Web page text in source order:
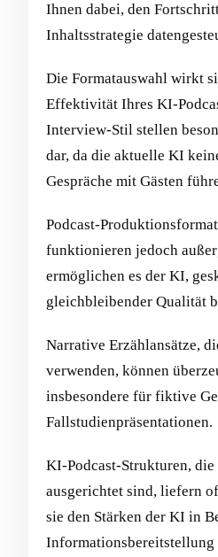
Ihnen dabei, den
Inhaltsstrategie
Die Formatauswahl wirkt
Effektivität Ihres KI-
Interview-Stil stellen
dar, da die aktuelle KI
Gespräche mit Gästen
Podcast-
funktionieren jedoch
ermöglichen es der KI,
gleichbleibender Qualität
Narrative Erzählansätze,
verwenden, können
insbesondere für fiktive
Fallstudienpräsentationen.
KI-Podcast-Strukturen,
ausgerichtet sind, liefern
sie den Stärken der KI in
Informationsbereitstellung